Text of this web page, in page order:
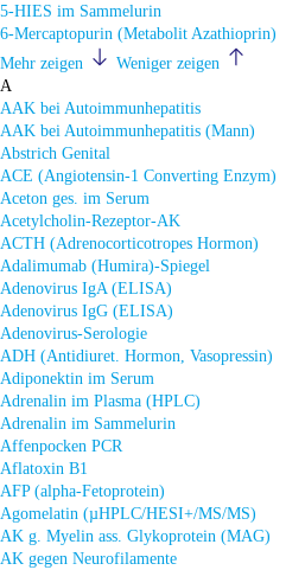
5-HIES im Sammelurin
6-Mercaptopurin (Metabolit Azathioprin)
Mehr zeigen
Weniger zeigen
A
AAK bei Autoimmunhepatitis
AAK bei Autoimmunhepatitis (Mann)
Abstrich Genital
ACE (Angiotensin-1 Converting Enzym)
Aceton ges. im Serum
Acetylcholin-Rezeptor-AK
ACTH (Adrenocorticotropes Hormon)
Adalimumab (Humira)-Spiegel
Adenovirus IgA (ELISA)
Adenovirus IgG (ELISA)
Adenovirus-Serologie
ADH (Antidiuret. Hormon, Vasopressin)
Adiponektin im Serum
Adrenalin im Plasma (HPLC)
Adrenalin im Sammelurin
Affenpocken PCR
Aflatoxin B1
AFP (alpha-Fetoprotein)
Agomelatin (µHPLC/HESI+/MS/MS)
AK g. Myelin ass. Glykoprotein (MAG)
AK gegen Neurofilamente